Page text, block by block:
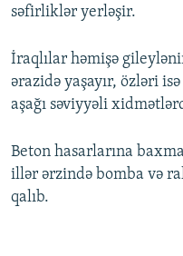
səfirliklər yerləşir.
İraqlılar həmişə
ərazidə yaşayır, özləri
aşağı səviyyəli
Beton hasarlarına
illər ərzində bomba və
qalıb.